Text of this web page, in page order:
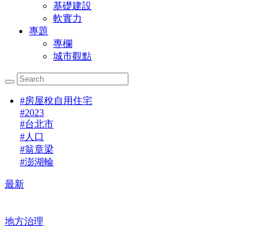
基礎建設
軟實力
專題
專欄
城市觀點
#房屋稅自用住宅
#2023
#台北市
#人口
#翁章梁
#澎湖輪
最新
地方治理